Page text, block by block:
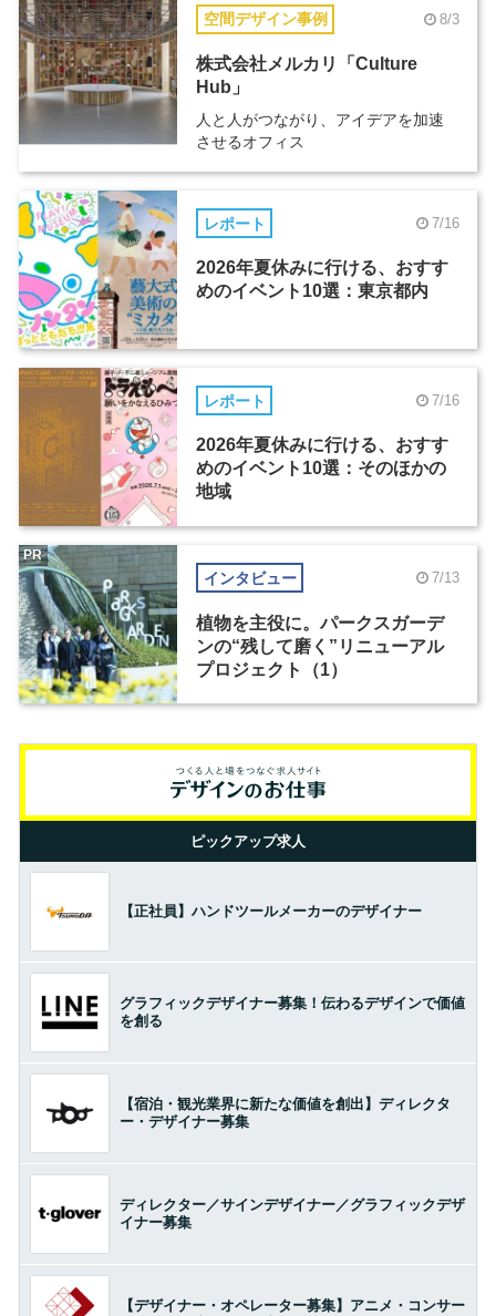
空間デザイン事例 8/3
株式会社メルカリ「Culture
Hub」
人と人がつながり、アイデアを加速
させるオフィス
レポート 7/16
2026年夏休みに行ける、おすす
めのイベント10選：東京都内
レポート 7/16
2026年夏休みに行ける、おすす
めのイベント10選：そのほかの
地域
インタビュー 7/13
植物を主役に。パークスガーデ
ンの“残して磨く”リニューアル
プロジェクト（1）
PR
ピックアップ求人
【正社員】ハンドツールメーカーのデザイナー
グラフィックデザイナー募集！伝わるデザインで価値
を創る
【宿泊・観光業界に新たな価値を創出】ディレクタ
ー・デザイナー募集
ディレクター／サインデザイナー／グラフィックデザ
イナー募集
【デザイナー・オペレーター募集】アニメ・コンサー